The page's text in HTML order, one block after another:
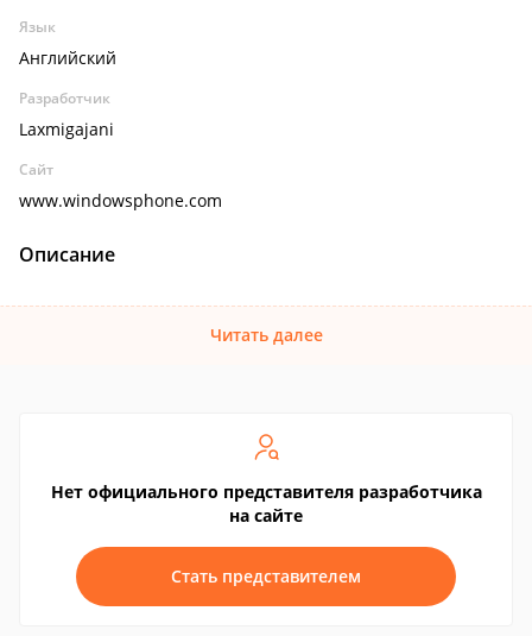
Язык
Английский
Разработчик
Laxmigajani
Сайт
www.windowsphone.com
Описание
Читать далее
Нет официального представителя разработчика
на сайте
Стать представителем